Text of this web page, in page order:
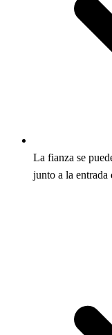
La fianza se
junto a la entrada